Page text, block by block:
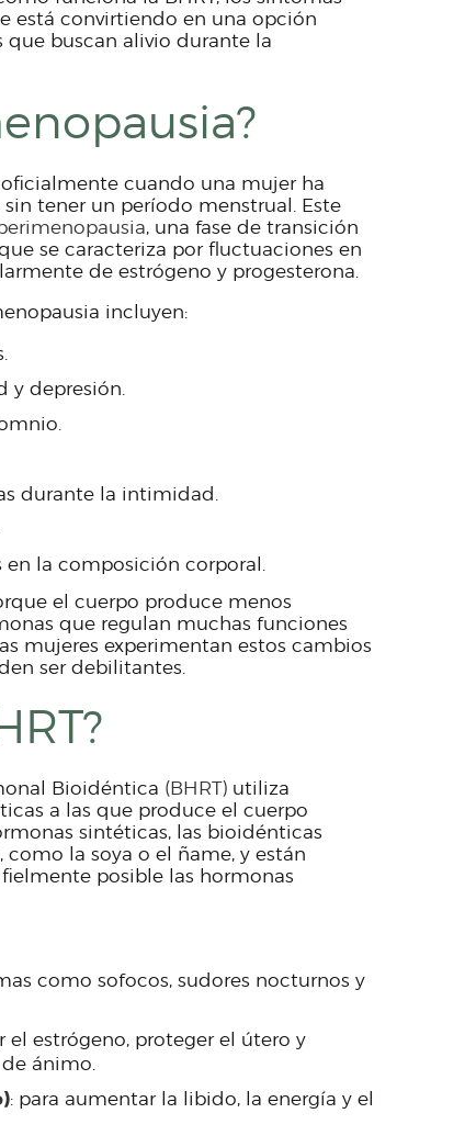
está convirtiendo en una opción
que buscan alivio durante la
cuando una mujer ha
tener un período menstrual. Este
, una fase de transición
se caracteriza por fluctuaciones en
de estrógeno y progesterona.
incluyen:
y depresión.
durante la intimidad.
la composición corporal.
el cuerpo produce menos
que regulan muchas funciones
mujeres experimentan estos cambios
ser debilitantes.
Bioidéntica (BHRT) utiliza
a las que produce el cuerpo
sintéticas, las bioidénticas
la soya o el ñame, y están
posible las hormonas
como sofocos, sudores nocturnos y
el estrógeno, proteger el útero y
ánimo.
: para aumentar la libido, la energía y el